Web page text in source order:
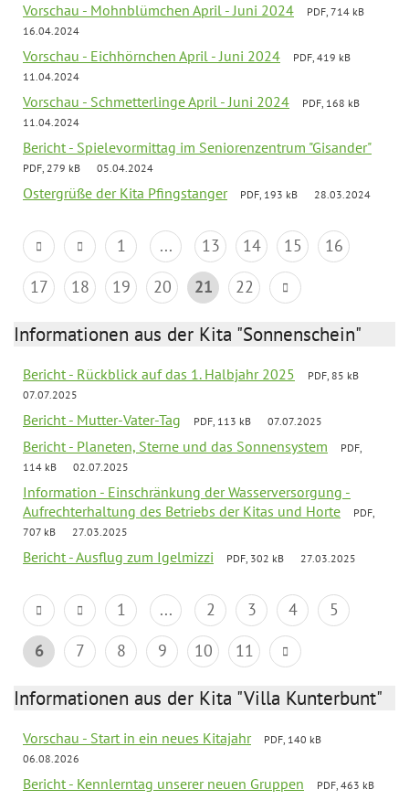
Vorschau - Mohnblümchen April - Juni 2024
PDF, 714 kB
16.04.2024
Vorschau - Eichhörnchen April - Juni 2024
PDF, 419 kB
11.04.2024
Vorschau - Schmetterlinge April - Juni 2024
PDF, 168 kB
11.04.2024
Bericht - Spielevormittag im Seniorenzentrum "Gisander"
PDF, 279 kB 05.04.2024
Ostergrüße der Kita Pfingstanger PDF, 193 kB 28.03.2024
1 ... 13 14 15
16
17
18 19 20 21 22
Informationen aus der Kita "Sonnenschein"
Bericht - Rückblick auf das 1. Halbjahr 2025
PDF, 85 kB
07.07.2025
Bericht - Mutter-Vater-Tag PDF, 113 kB 07.07.2025
Bericht - Planeten, Sterne und das Sonnensystem
PDF,
114 kB
02.07.2025
Information - Einschränkung der Wasserversorgung -
Aufrechterhaltung des Betriebs der Kitas und Horte
PDF,
707 kB
27.03.2025
Bericht - Ausflug zum Igelmizzi PDF, 302 kB 27.03.2025
1 ... 2 3 4
5
6
7 8 9 10 11
Informationen aus der Kita "Villa Kunterbunt"
Vorschau - Start in ein neues Kitajahr
PDF, 140 kB
06.08.2026
Bericht - Kennlerntag unserer neuen Gruppen
PDF, 463 kB